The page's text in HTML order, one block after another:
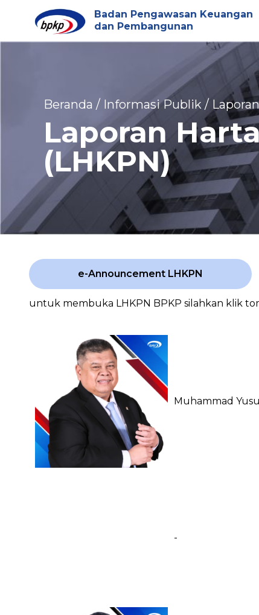
Badan Pengawasan Keuangan
dan Pembangunan
Beranda / Informasi Publik /
Laporan
(LHKPN)
e-Announcement LHKPN
untuk membuka LHKPN BPKP silahkan klik
Muhammad
-